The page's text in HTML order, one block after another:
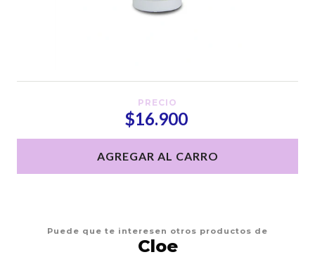
PRECIO
$16.900
AGREGAR AL CARRO
Puede que te interesen otros productos de
Cloe